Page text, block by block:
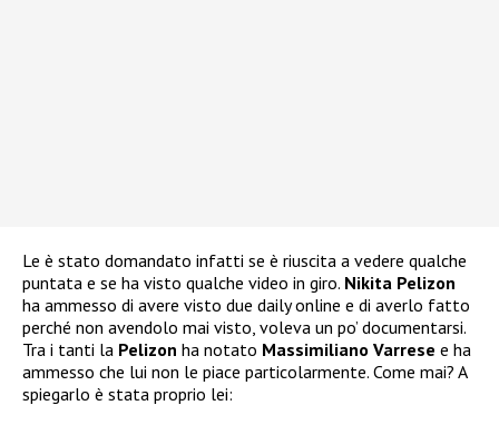
Le è stato domandato infatti se è riuscita a vedere qualche
puntata e se ha visto qualche video in giro. Nikita Pelizon
ha ammesso di avere visto due daily online e di averlo fatto
perché non avendolo mai visto, voleva un po’ documentarsi.
Tra i tanti la Pelizon ha notato Massimiliano Varrese e ha
ammesso che lui non le piace particolarmente. Come mai? A
spiegarlo è stata proprio lei: